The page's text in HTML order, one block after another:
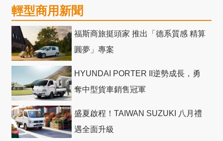
輕型商用新聞
福斯商旅挺頭家 推出「德系質感 精算
圓夢」專案
HYUNDAI PORTER II逆勢成長，勇
奪中型貨車銷售冠軍
盛夏啟程！TAIWAN SUZUKI 八月禮
遇全面升級